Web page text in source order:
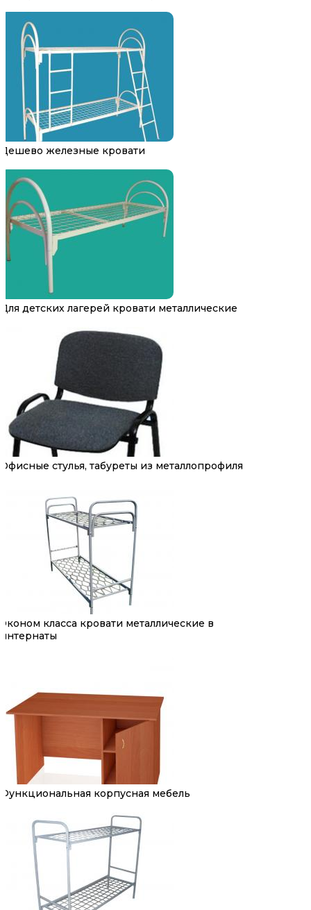
Дешево железные кровати
Для детских лагерей кровати металлические
Офисные стулья, табуреты из металлопрофиля
Эконом класса кровати металлические в
интернаты
Функциональная корпусная мебель